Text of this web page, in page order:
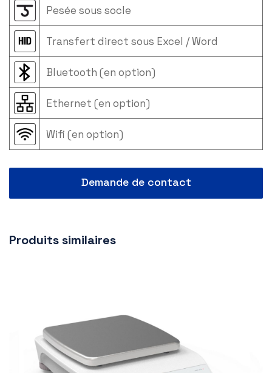
Pesée sous socle
Transfert direct sous Excel / Word
Bluetooth (en option)
Ethernet (en option)
Wifi (en option)
Demande de contact
Produits similaires